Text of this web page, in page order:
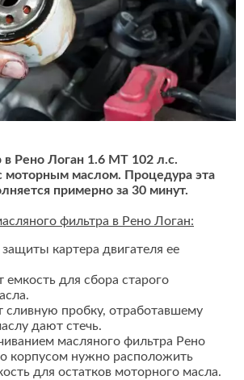
Рено Логан 1.6 MT 102 л.с.
моторным маслом. Процедура эта
примерно за 30 минут.
фильтра в Рено Логан:
картера двигателя ее
емкость для сбора старого
сливную пробку, отработавшему
дают стечь.
масляного фильтра Рено
корпусом нужно расположить
для остатков моторного масла.